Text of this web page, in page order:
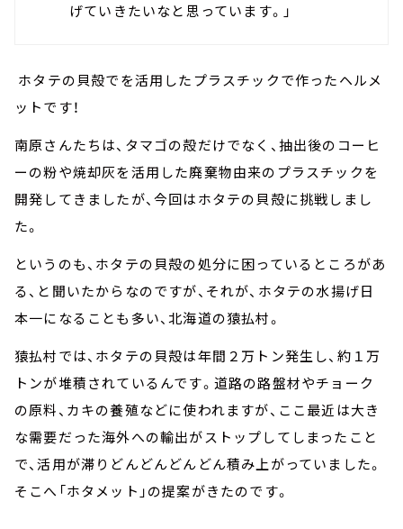
げていきたいなと思っています。」
ホタテの貝殻でを活用したプラスチックで作ったヘルメ
ットです！
南原さんたちは、タマゴの殻だけでなく、抽出後のコーヒ
ーの粉や焼却灰を活用した廃棄物由来のプラスチックを
開発してきましたが、今回はホタテの貝殻に挑戦しまし
た。
というのも、ホタテの貝殻の処分に困っているところがあ
る、と聞いたからなのですが、それが、ホタテの水揚げ日
本一になることも多い、北海道の猿払村。
猿払村では、ホタテの貝殻は年間２万トン発生し、約１万
トンが堆積されているんです。道路の路盤材やチョーク
の原料、カキの養殖などに使われますが、ここ最近は大き
な需要だった海外への輸出がストップしてしまったこと
で、活用が滞りどんどんどんどん積み上がっていました。
そこへ「ホタメット」の提案がきたのです。